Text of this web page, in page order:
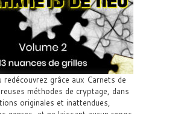
redécouvrez grâce aux Carnets de
méthodes de cryptage, dans
originales et inattendues,